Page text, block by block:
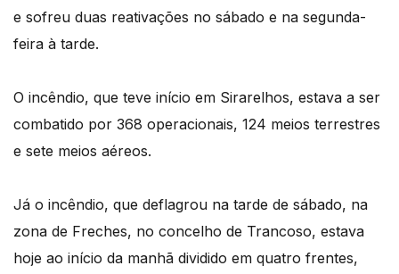
e sofreu duas reativações no sábado e na segunda-
feira à tarde.
O incêndio, que teve início em Sirarelhos, estava a ser
combatido por 368 operacionais, 124 meios terrestres
e sete meios aéreos.
Já o incêndio, que deflagrou na tarde de sábado, na
zona de Freches, no concelho de Trancoso, estava
hoje ao início da manhã dividido em quatro frentes,